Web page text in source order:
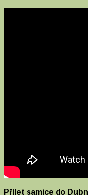
Přílet samice do